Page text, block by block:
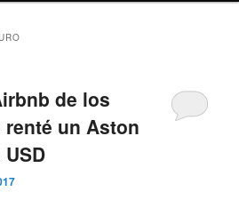
de los
un Aston